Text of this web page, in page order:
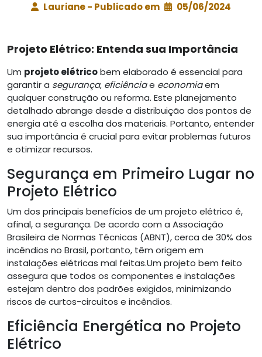
Lauriane - Publicado em 05/06/2024
Projeto Elétrico: Entenda sua Importância
Um projeto elétricobem elaborado é essencial para
garantir a segurança, eficiênciae economiaem
qualquer construção ou reforma. Este planejamento
detalhado abrange desde a distribuição dos pontos de
energia até a escolha dos materiais. Portanto, entender
sua importância é crucial para evitar problemas futuros
e otimizar recursos.
Segurança em Primeiro Lugar no
Projeto Elétrico
Um dos principais benefícios de um projeto elétrico é,
afinal, a segurança. De acordo com a Associação
Brasileira de Normas Técnicas (ABNT), cerca de 30% dos
incêndios no Brasil, portanto, têm origem em
instalações elétricas mal feitas.Um projeto bem feito
assegura que todos os componentes e instalações
estejam dentro dos padrões exigidos, minimizando
riscos de curtos-circuitos e incêndios.
Eficiência Energética no Projeto
Elétrico